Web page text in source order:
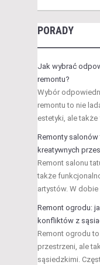
PORADY
Jak wybrać
remontu?
Wybór
remontu to nie
estetyki, ale
Remonty
kreatywnych
Remont salonu
także
artystów. W dobie
Remont ogrodu:
konfliktów z
Remont ogrodu
przestrzeni, ale
sąsiedzkimi.